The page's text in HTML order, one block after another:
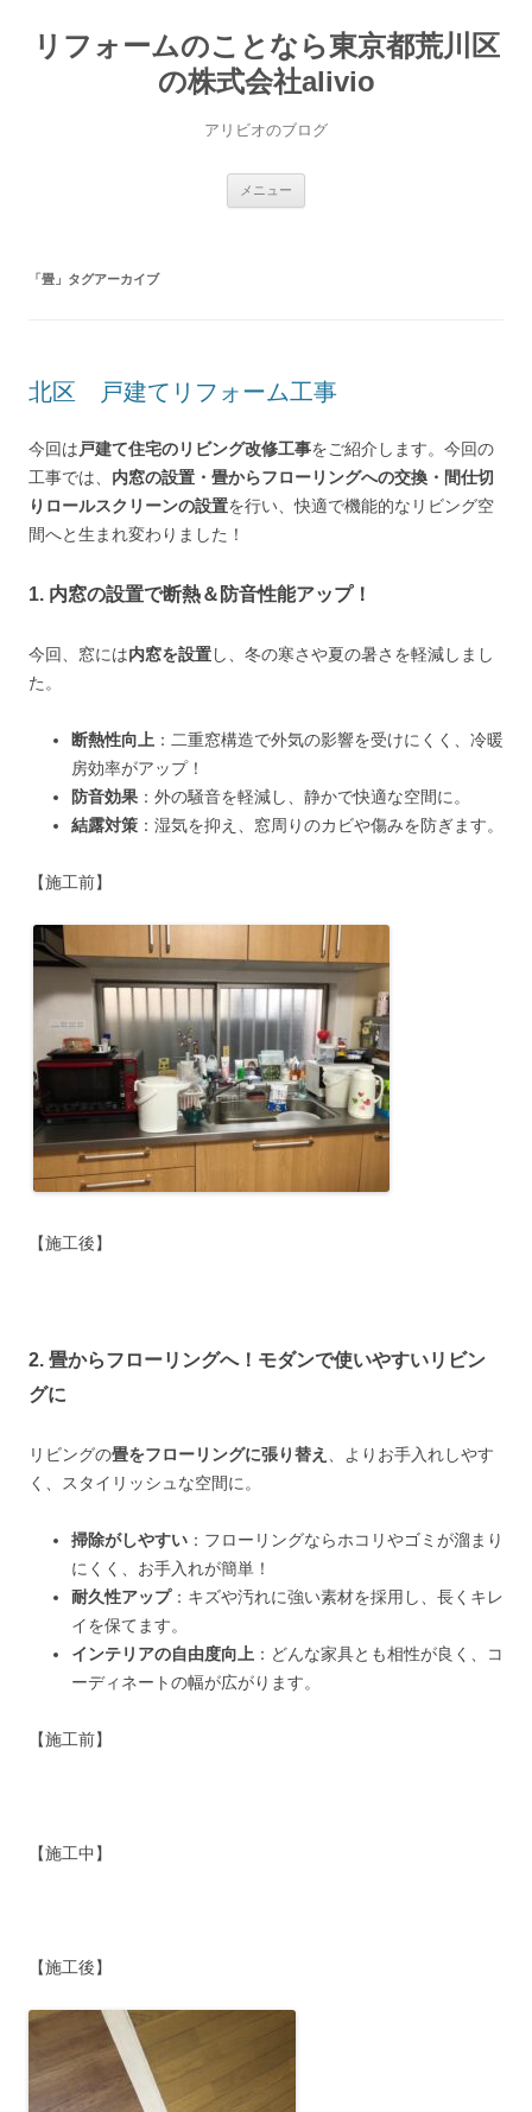
テリフォームのことなら東京都荒川区
の株式会社alivio
アリビオのブログ
メニュー
「畳 」タグアーカイブ
北区 戸建てリフォーム工事
今回は 戸建て住宅のリビング改修工事をご紹介します。今回の
工事では、 内窓の設置・畳からフローリングへの交換・間仕切
りロールスクリーンの設置を行い、快適で機能的なリビング空
間へと生まれ変わりました！
1. 内窓の設置で断熱＆防音性能アップ！
今回、窓には内窓を設置し、冬の寒さや夏の暑さを軽減しまし
た。
断熱性向上 ：二重窓構造で外気の影響を受けにくく、冷暖
房効率がアップ！
防音効果 ：外の騒音を軽減し、静かで快適な空間に。
結露対策 ：湿気を抑え、窓周りのカビや傷みを防ぎます。
【施工前】
【施工後】
2. 畳からフローリングへ！モダンで使いやすいリビン
グに
リビングの畳をフローリングに張り替え
、よりお手入れしやす
く、スタイリッシュな空間に。
掃除がしやすい ：フローリングならホコリやゴミが溜まり
にくく、お手入れが簡単！
耐久性アップ：キズや汚れに強い素材を採用し、長くキレ
イを保てます。
インテリアの自由度向上 ：どんな家具とも相性が良く、コ
ーディネートの幅が広がります。
【施工前】
【施工中】
【施工後】